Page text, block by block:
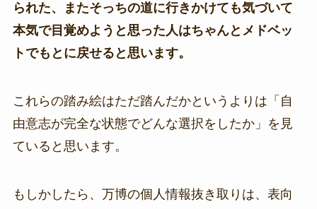
られた、またそっちの道に行きかけても気づいて
本気で目覚めようと思った人はちゃんとメドベッ
トでもとに戻せると思います。
これらの踏み絵はただ踏んだかというよりは「自
由意志が完全な状態でどんな選択をしたか」を見
ていると思います。
もしかしたら、万博の個人情報抜き取りは、表向